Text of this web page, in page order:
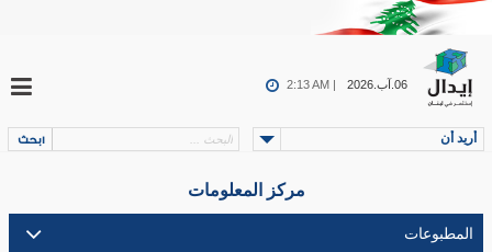
06.آب.2026 2:13 AM |
أريد أن
مركز المعلومات